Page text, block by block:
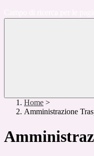
Home >
Amministrazione